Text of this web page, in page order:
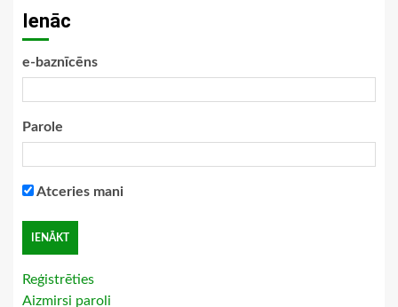
Ienāc
e-baznīcēns
Parole
Atceries mani
Reģistrēties
Aizmirsi paroli